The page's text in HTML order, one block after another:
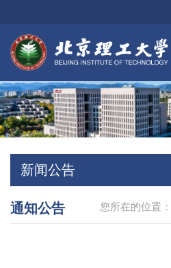
新闻公告
您所在的位置：
通知公告